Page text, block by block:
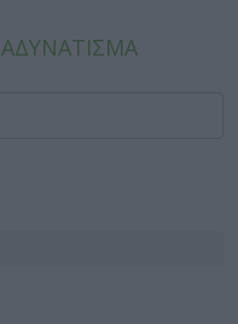
ΑΔΥΝΑΤΙΣΜΑ